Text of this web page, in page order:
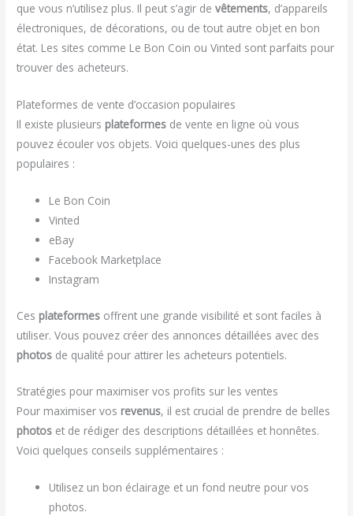
que vous n’utilisez plus. Il peut s’agir devêtements, d’appareils
électroniques, de décorations, ou de tout autre objet en bon
état. Les sites comme Le Bon Coin ou Vinted sont parfaits pour
trouver des acheteurs.
Plateformes de vente d’occasion populaires
Il existe plusieurs plateformes de vente en ligne où vous
pouvez écouler vos objets. Voici quelques-unes des plus
populaires :
Le Bon Coin
Vinted
eBay
Facebook Marketplace
Instagram
Ces plateformes offrent une grande visibilité et sont faciles à
utiliser. Vous pouvez créer des annonces détaillées avec des
photos de qualité pour attirer les acheteurs potentiels.
Stratégies pour maximiser vos profits sur les ventes
Pour maximiser vos revenus, il est crucial de prendre de belles
photos et de rédiger des descriptions détaillées et honnêtes.
Voici quelques conseils supplémentaires :
Utilisez un bon éclairage et un fond neutre pour vos
photos.